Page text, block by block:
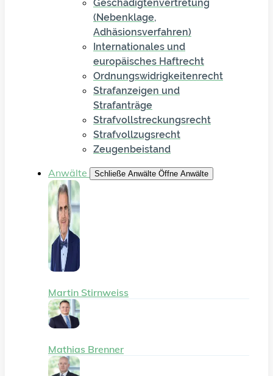
Geschädigtenvertretung
(Nebenklage,
Adhäsionsverfahren)
Internationales und
europäisches Haftrecht
Ordnungswidrigkeitenrecht
Strafanzeigen und
Strafanträge
Strafvollstreckungsrecht
Strafvollzugsrecht
Zeugenbeistand
Anwälte Schließe Anwälte Öffne Anwälte
Martin Stirnweiss
Mathias Brenner